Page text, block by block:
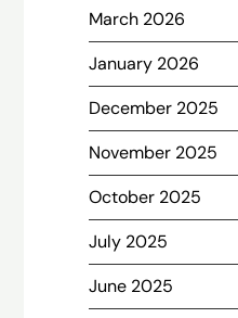
March 2026
January 2026
December 2025
November 2025
October 2025
July 2025
June 2025